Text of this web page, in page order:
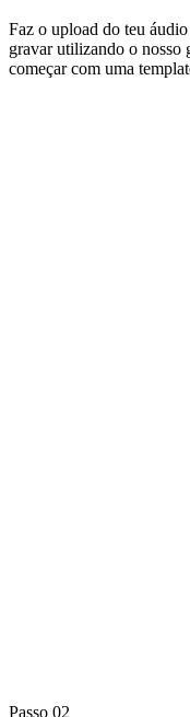
Faz o upload do teu
gravar utilizando o nosso
começar com uma
Passo 02